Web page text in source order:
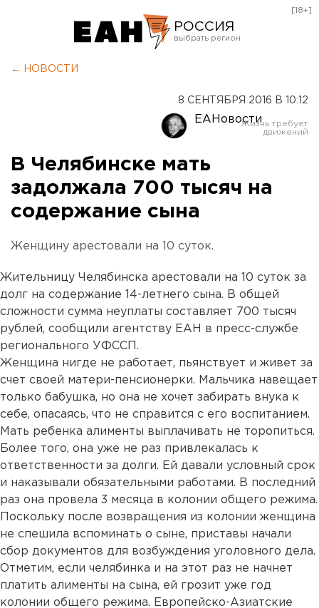
РОССИЯ
Оренбург
[18+]
← НОВОСТИ
8 СЕНТЯБРЯ 2016 В 10:12
ЕАНовости
В Челябинске мать
задолжала 700 тысяч на
содержание сына
Женщину арестовали на 10 суток.
Жительницу Челябинска арестовали на 10 суток за
долг на содержание 14-летнего сына. В общей
сложности сумма неуплаты составляет 700 тысяч
рублей, сообщили агентству ЕАН в пресс-службе
регионального УФССП.
Женщина нигде не работает, пьянствует и живет за
счет своей матери-пенсионерки. Мальчика навещает
только бабушка, но она не хочет забирать внука к
себе, опасаясь, что не справится с его воспитанием.
Мать ребенка алименты выплачивать не торопиться.
Более того, она уже не раз привлекалась к
ответственности за долги. Ей давали условный срок
и наказывали обязательными работами. В последний
раз она провела 3 месяца в колонии общего режима.
Поскольку после возвращения из колонии женщина
не спешила вспоминать о сыне, приставы начали
сбор документов для возбуждения уголовного дела.
Отметим, если челябинка и на этот раз не начнет
платить алименты на сына, ей грозит уже год
колонии общего режима. Европейско-Азиатские